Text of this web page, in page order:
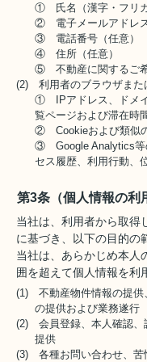
① 氏名（漢字・フリガ
② 電子メールアドレ
③ 電話番号（任意）
④ 住所（任意）
⑤ 不動産に関するご
(2) 利用者のブラウザまた
① IPアドレス、ドメイ
覧ページおよび滞在時
② Cookieおよび類似
③ Google Analytics等
セス履歴、利用行動、
第3条（個人情報の利
当社は、利用者から取得
に基づき、以下の目的の
当社は、あらかじめ本人
囲を超えて個人情報を利
(1) 不動産物件情報の提供
の提供および業務遂行
(2) 会員登録、本人確認、
提供
(3) 各種お問い合わせ、苦